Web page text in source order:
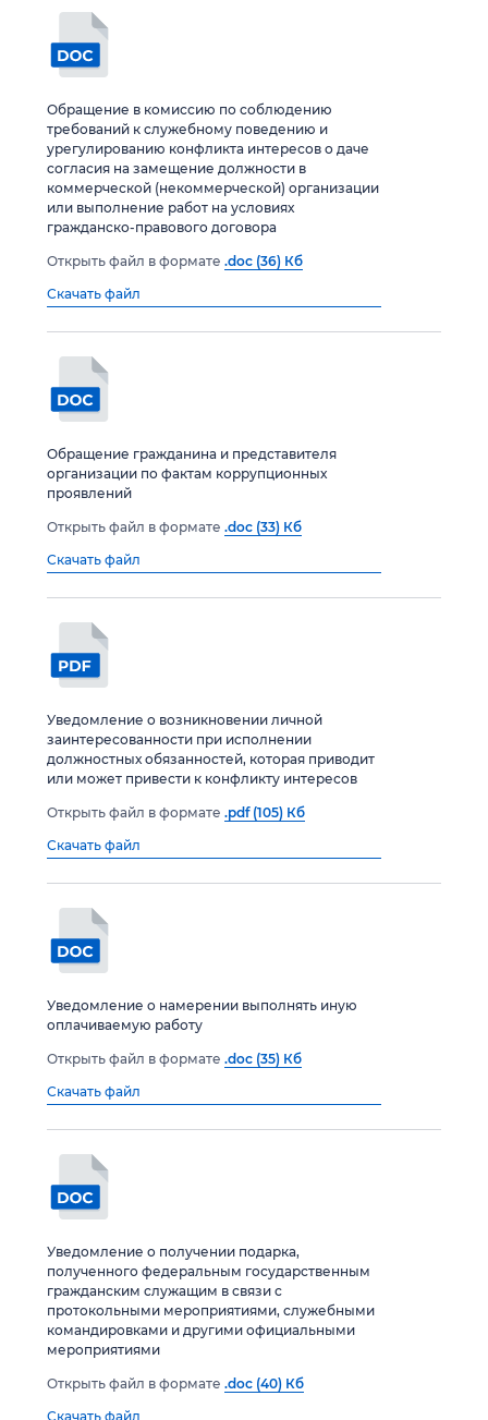
Обращение в комиссию по соблюдению
требований к служебному поведению и
урегулированию конфликта интересов о даче
согласия на замещение должности в
коммерческой (некоммерческой) организации
или выполнение работ на условиях
гражданско-правового договора
Открыть файл в формате .doc (36) Кб
Скачать файл
Обращение гражданина и представителя
организации по фактам коррупционных
проявлений
Открыть файл в формате .doc (33) Кб
Скачать файл
Уведомление о возникновении личной
заинтересованности при исполнении
должностных обязанностей, которая приводит
или может привести к конфликту интересов
Открыть файл в формате .pdf (105) Кб
Скачать файл
Уведомление о намерении выполнять иную
оплачиваемую работу
Открыть файл в формате .doc (35) Кб
Скачать файл
Уведомление о получении подарка,
полученного федеральным государственным
гражданским служащим в связи с
протокольными мероприятиями, служебными
командировками и другими официальными
мероприятиями
Открыть файл в формате .doc (40) Кб
Скачать файл